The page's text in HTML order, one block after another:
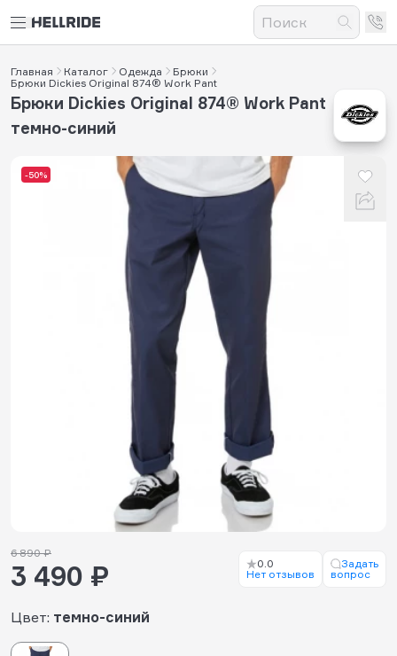
Главная Каталог Одежда
Брюки
Брюки Dickies Original 874® Work Pant
-50%
Брюки Dickies Original 874® Work Pant
темно-синий
Цвет: темно-синий
6 890 ₽
3 490 ₽
0.0
Нет отзывов
Задать
вопрос